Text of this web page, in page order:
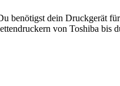
benötigst dein Druckgerät
von Toshiba bis